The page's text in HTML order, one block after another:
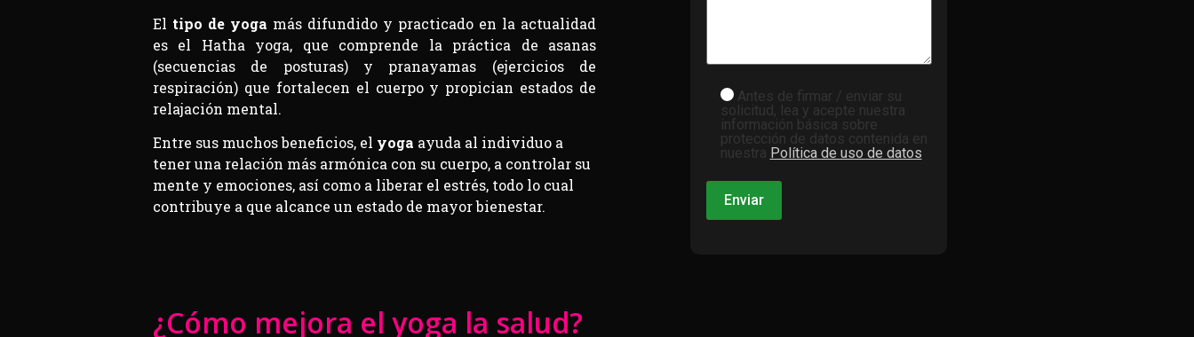
El tipo de yoga más difundido y practicado en la actualidad
es el Hatha yoga, que comprende la práctica de asanas
(secuencias de posturas) y pranayamas (ejercicios de
respiración) que fortalecen el cuerpo y propician estados de
relajación mental.
Entre sus muchos beneficios, el yoga ayuda al individuo a
tener una relación más armónica con su cuerpo, a controlar su
mente y emociones, así como a liberar el estrés, todo lo cual
contribuye a que alcance un estado de mayor bienestar.
Antes de firmar / enviar su
solicitud, lea y acepte nuestra
información básica sobre
protección de datos contenida en
nuestra Política de uso de datos
¿Cómo mejora el yoga la salud?